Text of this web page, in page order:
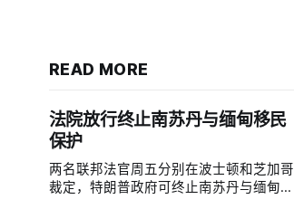
READ MORE
法院放行终止南苏丹与缅甸移民
保护
两名联邦法官周五分别在波士顿和芝加哥
裁定，特朗普政府可终止南苏丹与缅甸公